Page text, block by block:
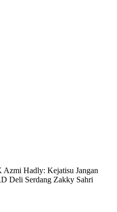
Hadly: Kejatisu Jangan
Deli Serdang Zakky Sahri